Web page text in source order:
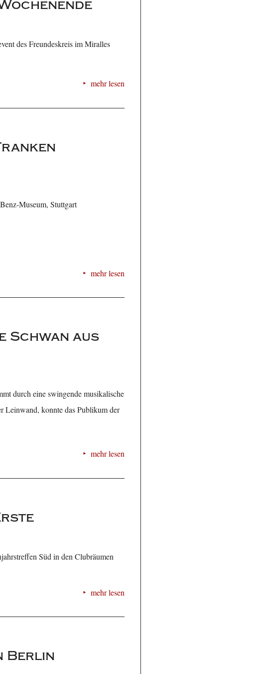
des Freundeskreis im Miralles
mehr lesen
Museum, Stuttgart
mehr lesen
aus
durch eine swingende musikalische
Leinwand, konnte das Publikum der
mehr lesen
Süd in den Clubräumen
mehr lesen
Berlin